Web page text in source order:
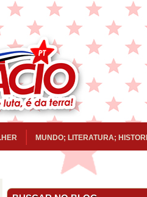
MUNDO; LITERATURA;